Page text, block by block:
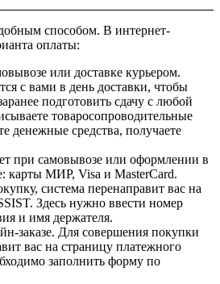
способом. В интернет-
оплаты:
или доставке курьером.
с вами в день доставки, чтобы
подготовить сдачу с любой
товаросопроводительные
денежные средства, получаете
при самовывозе или оформлении в
карты МИР, Visa и MasterCard.
система перенаправит вас на
Здесь нужно ввести номер
и имя держателя.
заказе. Для совершения покупки
вас на страницу платежного
заполнить форму по